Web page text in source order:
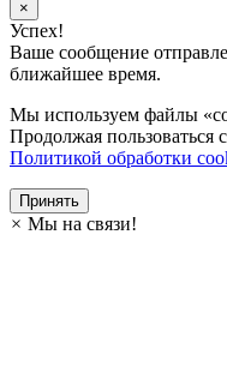
×
Успех!
Ваше сообщение
ближайшее время.
Мы используем файлы
Продолжая пользоваться
Политикой обработки
Принять
× Мы на связи!